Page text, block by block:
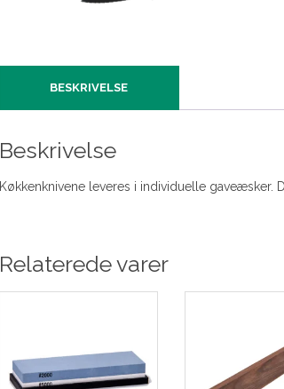
BESKRIVELSE
Beskrivelse
Køkkenknivene leveres i individuelle
Relaterede varer